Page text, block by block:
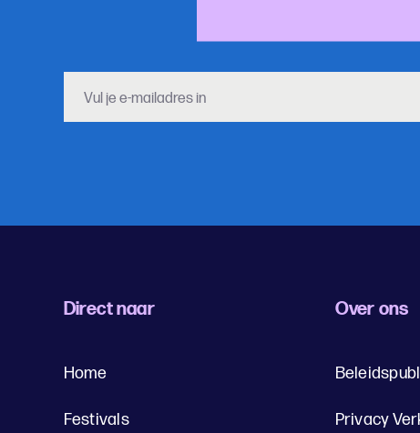
Direct naar
Home
Festivals
Over ons
Privacy